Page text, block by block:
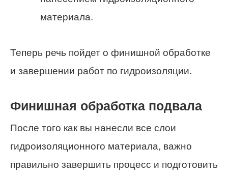
материала.
Теперь речь пойдет о финишной обработке
и завершении работ по гидроизоляции.
Финишная обработка подвала
После того как вы нанесли все слои
гидроизоляционного материала, важно
правильно завершить процесс и подготовить